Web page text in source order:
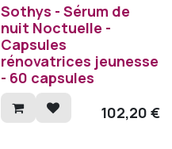
Sothys - Sérum de
nuit Noctuelle -
Capsules
rénovatrices jeunesse
- 60 capsules
102,20 €